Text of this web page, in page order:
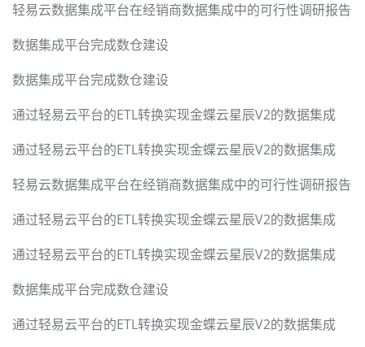
轻易云数据集成平台在经销商数据集成中的可行性调研报告
数据集成平台完成数仓建设
数据集成平台完成数仓建设
通过轻易云平台的ETL转换实现金蝶云星辰V2的数据集成
通过轻易云平台的ETL转换实现金蝶云星辰V2的数据集成
轻易云数据集成平台在经销商数据集成中的可行性调研报告
通过轻易云平台的ETL转换实现金蝶云星辰V2的数据集成
通过轻易云平台的ETL转换实现金蝶云星辰V2的数据集成
数据集成平台完成数仓建设
通过轻易云平台的ETL转换实现金蝶云星辰V2的数据集成